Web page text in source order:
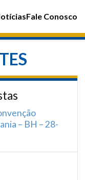
Fale Conosco
– BH – 28-